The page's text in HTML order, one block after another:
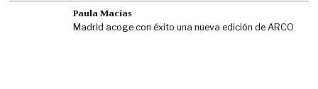
Paula Macías
Madrid acoge con éxito una nueva edición de ARCO